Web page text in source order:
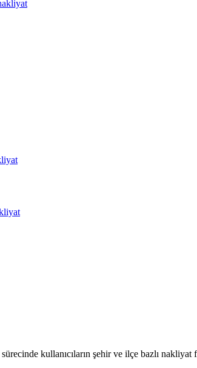
kullanıcıların şehir ve ilçe bazlı